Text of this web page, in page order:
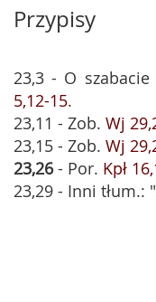
Przypisy
23,3 - O
5,12-15.
23,11 - Zob. Wj
23,15 - Zob. Wj
23,26- Por. Kpł
23,29 - Inni tłum.: